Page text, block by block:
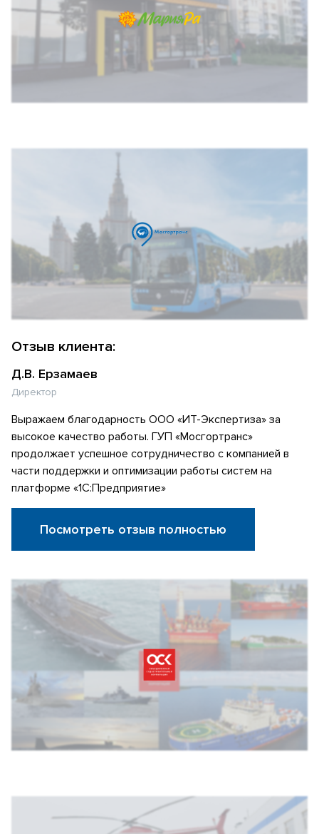
Отзыв клиента:
Д.В. Ерзамаев
Директор
Выражаем благодарность ООО «ИТ-Экспертиза» за
высокое качество работы. ГУП «Мосгортранс»
продолжает успешное сотрудничество с компанией в
части поддержки и оптимизации работы систем на
платформе «1С:Предприятие»
Посмотреть отзыв полностью